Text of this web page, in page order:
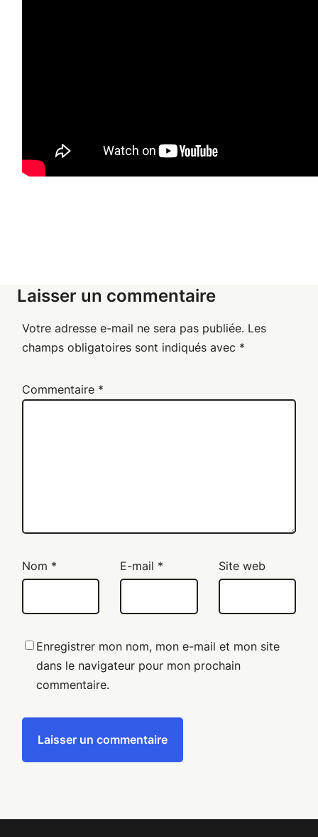
Laisser un commentaire
Votre adresse e-mail ne sera pas publiée. Les
champs obligatoires sont indiqués avec *
Commentaire *
Nom * E-mail * Site web
Enregistrer mon nom, mon e-mail et mon site
dans le navigateur pour mon prochain
commentaire.